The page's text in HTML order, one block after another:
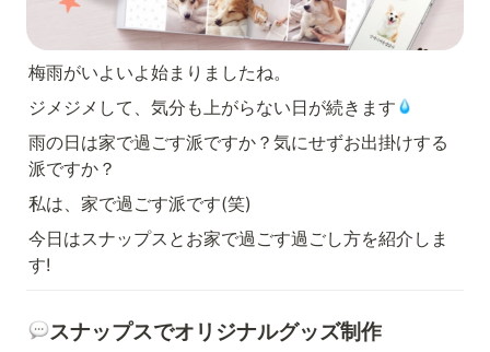
梅雨がいよいよ始まりましたね。
ジメジメして、気分も上がらない日が続きます
雨の日は家で過ごす派ですか？気にせずお出掛けする
派ですか？
私は、家で過ごす派です(笑)
今日はスナップスとお家で過ごす過ごし方を紹介しま
す!
スナップスでオリジナルグッズ制作